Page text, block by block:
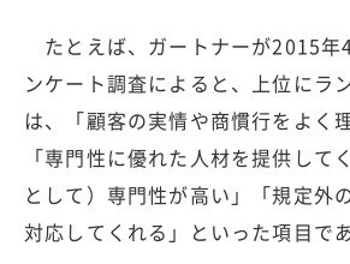
たとえば、ガートナーが2015年
ンケート調査によると、上位にラ
は、「顧客の実情や商慣行をよく
「専門性に優れた人材を提供して
として）専門性が高い」「規定外
対応してくれる」といった項目であ